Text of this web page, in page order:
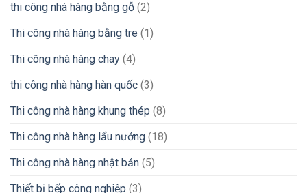
thi công nhà hàng bằng gỗ (2)
Thi công nhà hàng bằng tre (1)
Thi công nhà hàng chay (4)
thi công nhà hàng hàn quốc (3)
Thi công nhà hàng khung thép (8)
Thi công nhà hàng lẩu nướng (18)
Thi công nhà hàng nhật bản (5)
Thiết bị bếp công nghiệp (3)